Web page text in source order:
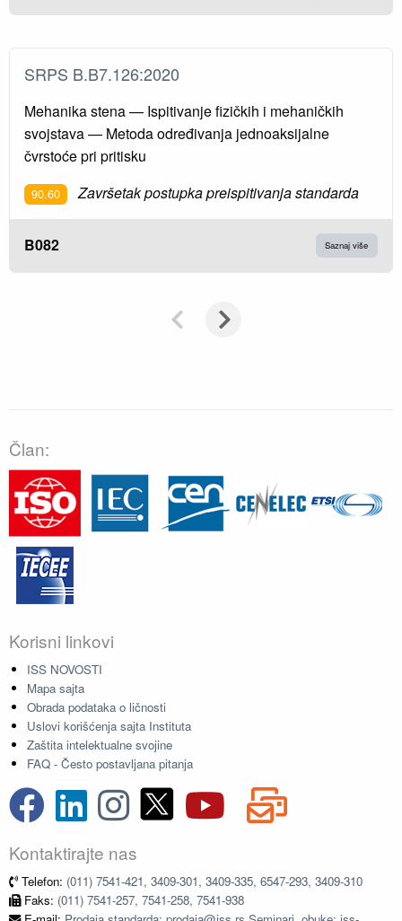
SRPS B.B7.126:2020
Mehanika stena — Ispitivanje fizičkih i mehaničkih
svojstava — Metoda određivanja jednoaksijalne
čvrstoće pri pritisku
90.60 Završetak postupka preispitivanja standarda
B082 Saznaj više
Član:
Korisni linkovi
ISS NOVOSTI
Mapa sajta
Obrada podataka o ličnosti
Uslovi korišćenja sajta Instituta
Zaštita intelektualne svojine
FAQ - Često postavljana pitanja
Kontaktirajte nas
Telefon: (011) 7541-421, 3409-301, 3409-335, 6547-293, 3409-310
Faks: (011) 7541-257, 7541-258, 7541-938